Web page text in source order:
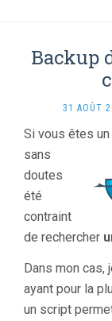
Backup
31 AOÛT
Si vous êtes
sans
doutes
été
contraint
de rechercher
Dans mon cas,
ayant pour la
un script